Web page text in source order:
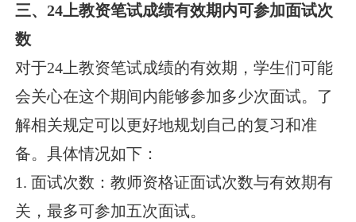
三、24上教资笔试成绩有效期内可参加面试次
数
对于24上教资笔试成绩的有效期，学生们可能
会关心在这个期间内能够参加多少次面试。了
解相关规定可以更好地规划自己的复习和准
备。具体情况如下：
1. 面试次数：教师资格证面试次数与有效期有
关，最多可参加五次面试。